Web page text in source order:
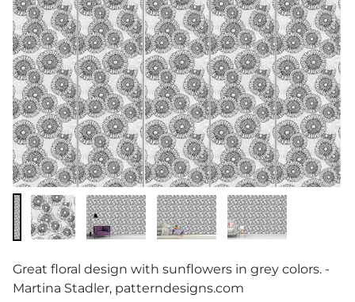
Great floral design with sunflowers in grey colors. -
Martina Stadler, patterndesigns.com